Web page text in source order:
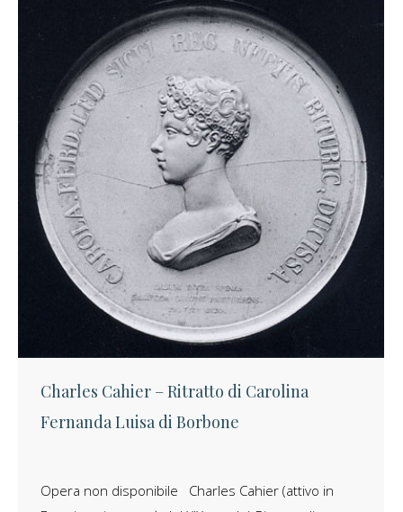
Charles Cahier – Ritratto di Carolina
Fernanda Luisa di Borbone
Opera non disponibile Charles Cahier (attivo in